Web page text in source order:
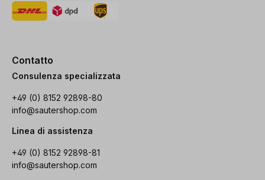
Contatto
Consulenza specializzata
+49 (0) 8152 92898-80
info@sautershop.com
Linea di assistenza
+49 (0) 8152 92898-81
info@sautershop.com